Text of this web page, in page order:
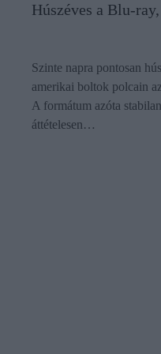
Húszéves a Blu-
Szinte napra pontosan
amerikai boltok polcain
A formátum azóta
áttételesen…